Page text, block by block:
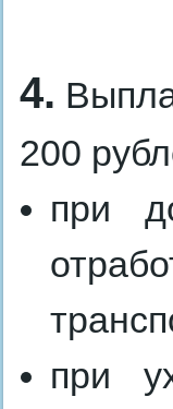
4.
200
при
при